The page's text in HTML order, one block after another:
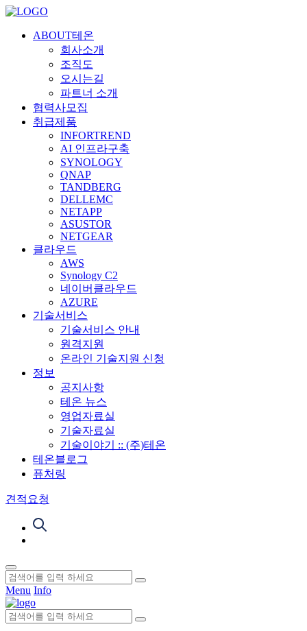
ABOUT테온
회사소개
조직도
오시는길
파트너 소개
협력사모집
취급제품
INFORTREND
AI 인프라구축
SYNOLOGY
QNAP
TANDBERG
DELLEMC
NETAPP
ASUSTOR
NETGEAR
클라우드
AWS
Synology C2
네이버클라우드
AZURE
기술서비스
기술서비스 안내
원격지원
온라인 기술지원 신청
정보
공지사항
테온 뉴스
영업자료실
기술자료실
기술이야기 :: (주)테온
테온블로그
퓨처링
견적요청
Menu Info